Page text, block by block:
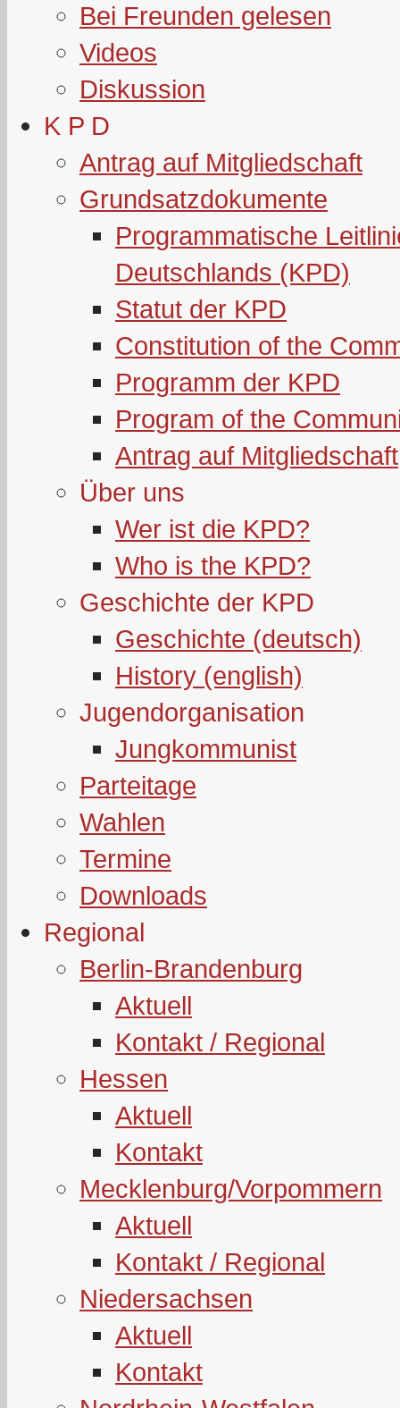
Bei Freunden gelesen
Videos
Diskussion
K P D
Antrag auf Mitgliedschaft
Grundsatzdokumente
Programmatische
Deutschlands (KPD)
Statut der KPD
Constitution of the
Programm der KPD
Program of the
Antrag auf Mitgliedschaft
Über uns
Wer ist die KPD?
Who is the KPD?
Geschichte der KPD
Geschichte (deutsch)
History (english)
Jugendorganisation
Jungkommunist
Parteitage
Wahlen
Termine
Downloads
Regional
Berlin-Brandenburg
Aktuell
Kontakt / Regional
Hessen
Aktuell
Kontakt
Mecklenburg/Vorpommern
Aktuell
Kontakt / Regional
Niedersachsen
Aktuell
Kontakt